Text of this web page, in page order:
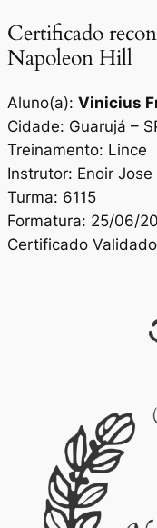
Certificado
Napoleon Hill
Aluno(a): Vinicius
Cidade: Guarujá –
Treinamento: Lince
Instrutor: Enoir
Turma: 6115
Formatura: 25/06/
Certificado Validado